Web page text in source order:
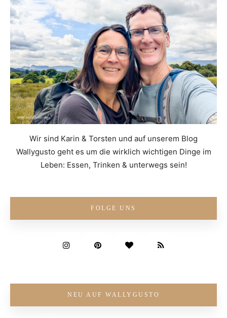
Wir sind Karin & Torsten und auf unserem Blog
Wallygusto geht es um die wirklich wichtigen Dinge im
Leben: Essen, Trinken & unterwegs sein!
FOLGE UNS
NEU AUF WALLYGUSTO